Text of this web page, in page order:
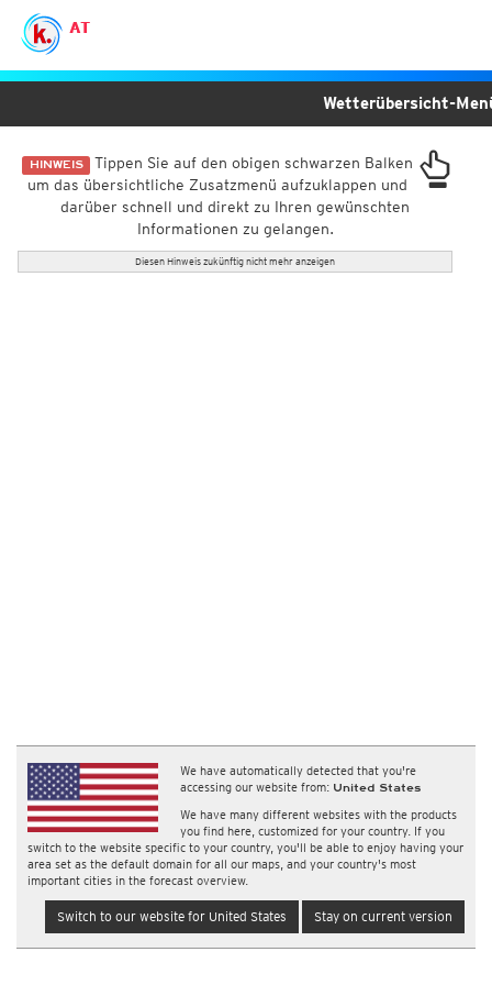
AT
HINWEIS Tippen Sie auf den obigen schwarzen Balken
um das übersichtliche Zusatzmenü aufzuklappen und
darüber schnell und direkt zu Ihren gewünschten
Informationen zu gelangen.
Diesen Hinweis zukünftig nicht mehr anzeigen
We have automatically detected that you're
accessing our website from: United States
We have many different websites with the products
you find here, customized for your country. If you
switch to the website specific to your country, you'll be able to enjoy having your
area set as the default domain for all our maps, and your country's most
important cities in the forecast overview.
Switch to our website for United States Stay on current version
Wetterübersicht-